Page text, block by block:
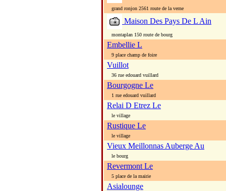
grand ronjon 2561 route de la verne
Maison Des Pays De L Ain
montaplan 150 route de bourg
Embellie L
9 place champ de foire
Vuillot
36 rue edouard vuillard
Bourgogne Le
1 rue edouard vuillard
Relai D Etrez Le
le village
Rustique Le
le village
Vieux Meillonnas Auberge Au
le bourg
Revermont Le
5 place de la mairie
Asialounge